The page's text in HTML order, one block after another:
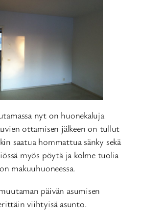
nyt on huonekaluja
ottamisen jälkeen on tullut
saatua hommattua sänky sekä
myös pöytä ja kolme tuolia
makuuhuoneessa.
päivän asumisen
viihtyisä asunto.